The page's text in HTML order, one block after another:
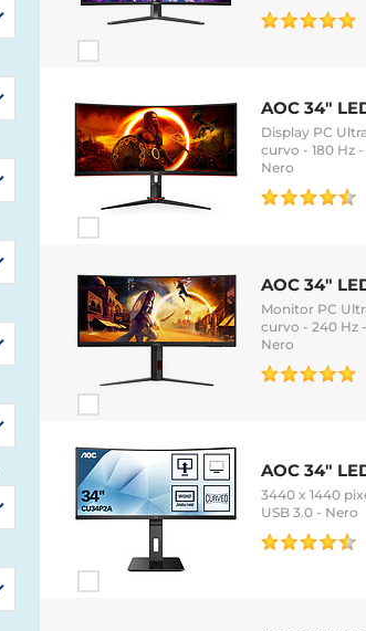
AOC 34"
Display PC
curvo - 180 Hz
Nero
AOC 34"
Monitor PC
curvo - 240 Hz
Nero
AOC 34"
3440 x 1440
USB 3.0 - Nero